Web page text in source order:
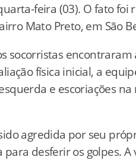
feira (03). O fato foi
Mato Preto, em São
socorristas
física inicial, a
e escoriações
agredida por seu
desferir os golpes.